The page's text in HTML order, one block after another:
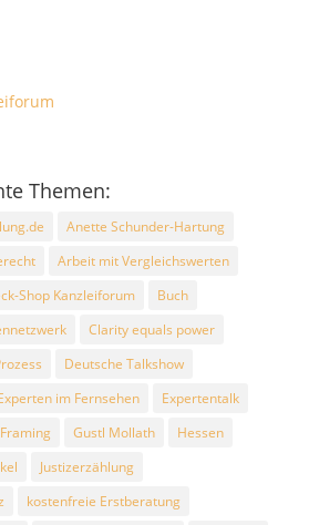
Themen:
Anette Schunder-Hartung
Arbeit mit Vergleichswerten
Shop Kanzleiforum
Buch
Clarity equals power
Deutsche Talkshow
im Fernsehen
Expertentalk
Framing Gustl Mollath
Hessen
Justizerzählung
kostenfreie Erstberatung